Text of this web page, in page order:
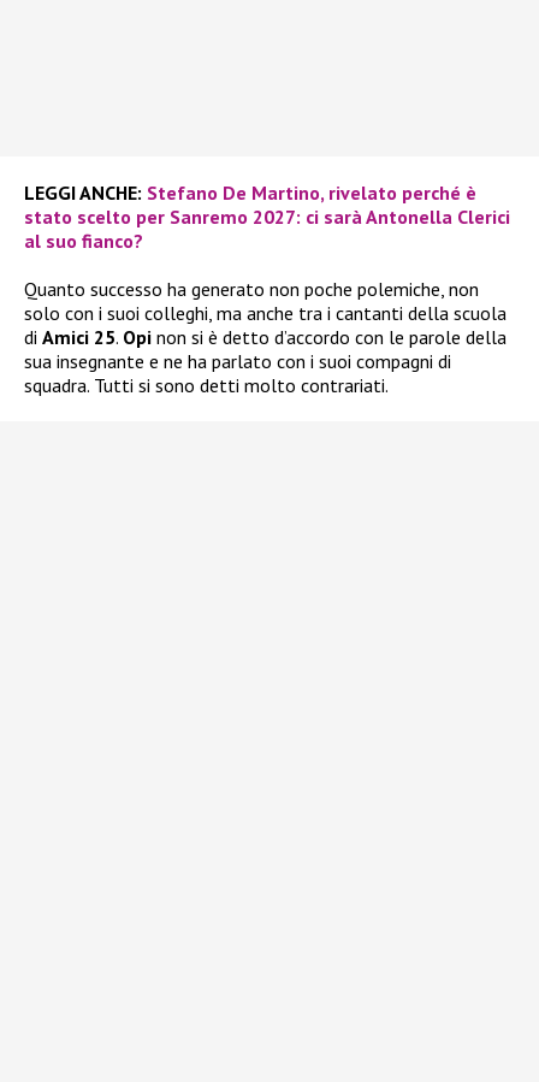
LEGGI ANCHE: Stefano De Martino, rivelato perché è
stato scelto per Sanremo 2027: ci sarà Antonella Clerici
al suo fianco?
Quanto successo ha generato non poche polemiche, non
solo con i suoi colleghi, ma anche tra i cantanti della scuola
di Amici 25. Opi non si è detto d’accordo con le parole della
sua insegnante e ne ha parlato con i suoi compagni di
squadra. Tutti si sono detti molto contrariati.